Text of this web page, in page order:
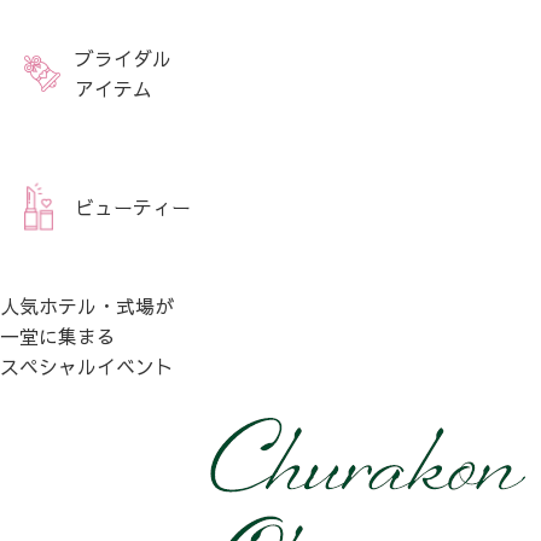
ブライダル
アイテム
ビューティー
人気ホテル・式場が
一堂に集まる
スペシャルイベント